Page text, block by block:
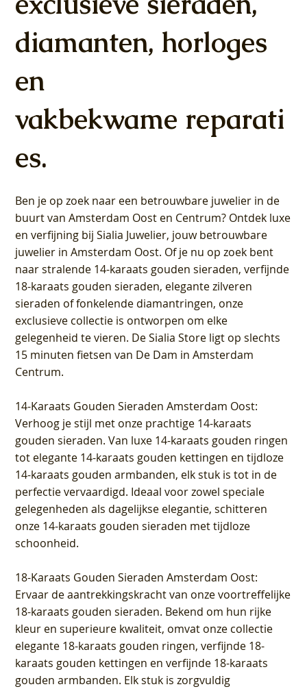
– Geelgoud (14k) met
Prijs
€ 649,00
Geelgoud (14k) met
Lab grown Diamant
Prijs
€ 749,00
LG9006Y/S - Geelgoud
Diamant
LG9007Y/S - Geelgoud
(14k) met Lab grown
Diamant
Geelgoud (14k) met
Prijs
€ 649,00
Geelgoud (14k) met
Lab grown Diamant
Prijs
€ 449,00
Geelgoud (14k) met
Prijs
€ 599,00
Geelgoud (14k) met
Lab grown Diamant
Prijs
€ 899,00
- Geelgoud (14k) met
Prijs
€ 649,00
Geelgoud (14k) met
Lab grown Diamant
Prijs
€ 699,00
Geelgoud (14k) met
Prijs
€ 849,00
Geelgoud (14k) met
Lab grown Diamant
Prijs
€ 1.049,00
- Geelgoud (14k) met
Prijs
€ 549,00
– Geelgoud (14k) met
Lab grown Diamant
Prijs
€ 799,00
diamanten, horloges
en
vakbekwame reparati
es.
Ben je op zoek naar een betrouwbare juwelier in de
buurt van Amsterdam Oost en Centrum? Ontdek luxe
en verfijning bij Sialia Juwelier, jouw betrouwbare
juwelier in Amsterdam Oost. Of je nu op zoek bent
naar stralende 14-karaats gouden sieraden, verfijnde
18-karaats gouden sieraden, elegante zilveren
sieraden of fonkelende diamantringen, onze
exclusieve collectie is ontworpen om elke
gelegenheid te vieren. De Sialia Store ligt op slechts
15 minuten fietsen van De Dam in Amsterdam
Centrum.
14-Karaats Gouden Sieraden Amsterdam Oost:
Verhoog je stijl met onze prachtige 14-karaats
gouden sieraden. Van luxe 14-karaats gouden ringen
tot elegante 14-karaats gouden kettingen en tijdloze
14-karaats gouden armbanden, elk stuk is tot in de
perfectie vervaardigd. Ideaal voor zowel speciale
gelegenheden als dagelijkse elegantie, schitteren
onze 14-karaats gouden sieraden met tijdloze
schoonheid.
18-Karaats Gouden Sieraden Amsterdam Oost:
Ervaar de aantrekkingskracht van onze voortreffelijke
18-karaats gouden sieraden. Bekend om hun rijke
kleur en superieure kwaliteit, omvat onze collectie
elegante 18-karaats gouden ringen, verfijnde 18-
karaats gouden kettingen en verfijnde 18-karaats
gouden armbanden. Elk stuk is zorgvuldig